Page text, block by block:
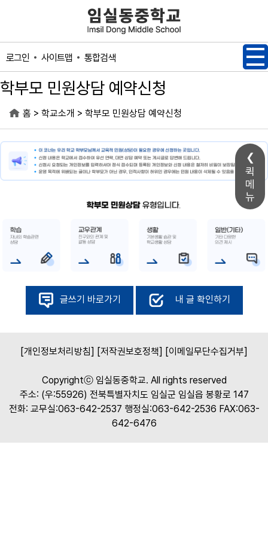
퀵
메
뉴
로그인 사이트맵 통합검색
학부모 민원상담 예약신청
홈 > 학교소개 > 학부모 민원상담 예약신청
글쓰기 바로가기 내 글 확인하기
[개인정보처리방침] [저작권보호정책] [이메일무단수집거부]
Copyrightⓒ 임실동중학교. All rights reserved
주소: (우:55926) 전북특별자치도 임실군 임실읍 봉황로 147
전화: 교무실:063-642-2537 행정실:063-642-2536 FAX:063-
642-6476